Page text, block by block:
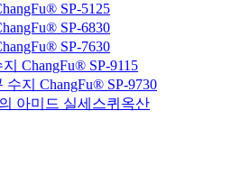
SP-5125
SP-6830
SP-7630
ChangFu® SP-9115
지 ChangFu® SP-9730
아미드 실세스퀴옥산